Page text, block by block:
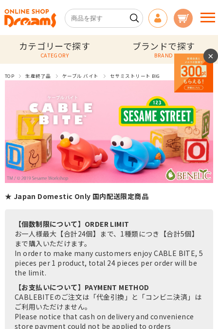
カテゴリーで探す
CATEGORY
ブランドで探す
BRAND
TOP 生産終了品 ケーブル バイト セサミストリート BIG
★ Japan Domestic Only 国内配送限定商品
【個数制限について】ORDER LIMIT
お一人様最大【合計24個】まで、1種類につき【合計5個】
まで購入いただけます。
In order to make many customers enjoy CABLE BITE, 5
pieces per 1 product, total 24 pieces per order will be
the limit.
【お支払いについて】PAYMENT METHOD
CABLEBITEのご注文は「代金引換」と「コンビニ決済」は
ご利用いただけません。
Please notice that cash on delivery and convenience
store payment could not be applied to orders
×